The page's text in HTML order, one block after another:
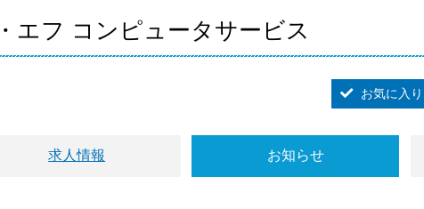
エフ コンピュータサービス
お気に入
求人情報 お知らせ